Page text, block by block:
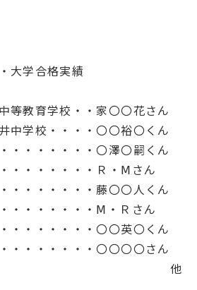
大学合格実績
等教育学校・・家〇〇花さん
中学校・・・・〇〇裕〇くん
・・・・・・・〇澤〇嗣くん
・・・・・・・Ｒ・Ⅿさん
・・・・・・・藤〇〇人くん
・・・・・・・Ⅿ・Ｒさん
・・・・・・・〇〇英〇くん
・・・・・・・〇〇〇〇さん